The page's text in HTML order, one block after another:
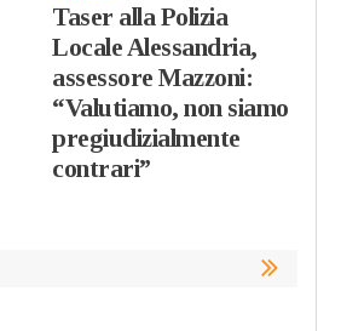
Taser alla Polizia
Locale Alessandria,
assessore Mazzoni:
“Valutiamo, non siamo
pregiudizialmente
contrari”